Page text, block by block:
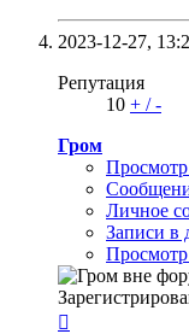
2023-12-27,
Репутация
10 + /-
Гром
Личное
Записи в
Просмотр
